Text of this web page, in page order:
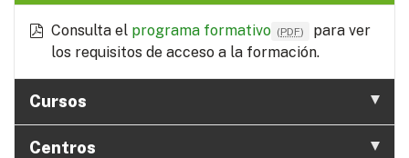
Consulta el programa formativo (PDF)
para ver
los requisitos de acceso a la formación.
Cursos
Centros